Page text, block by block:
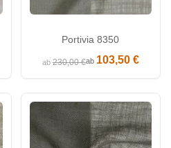
Portivia 8350
ab230,00 €ab 103,50 €